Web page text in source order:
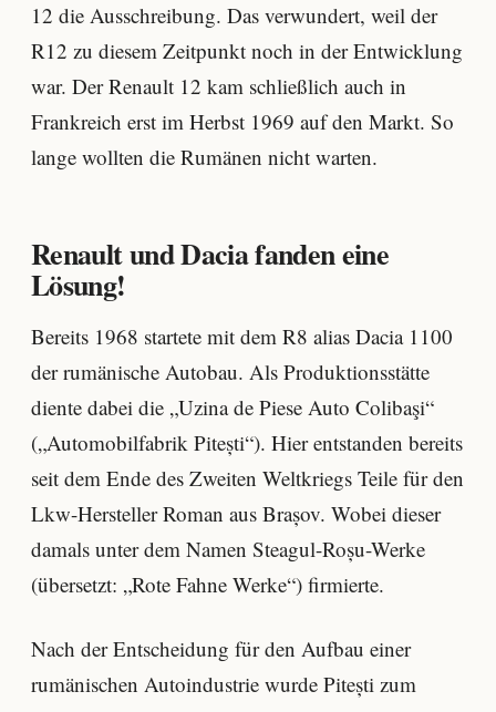
12 die Ausschreibung. Das verwundert, weil der
R12 zu diesem Zeitpunkt noch in der Entwicklung
war. Der Renault 12 kam schließlich auch in
Frankreich erst im Herbst 1969 auf den Markt. So
lange wollten die Rumänen nicht warten.
Renault und Dacia fanden eine
Lösung!
Bereits 1968 startete mit dem R8 alias Dacia 1100
der rumänische Autobau. Als Produktionsstätte
diente dabei die „Uzina de Piese Auto Colibaşi“
(„Automobilfabrik Pitești“). Hier entstanden bereits
seit dem Ende des Zweiten Weltkriegs Teile für den
Lkw-Hersteller Roman aus Brașov. Wobei dieser
damals unter dem Namen Steagul-Roșu-Werke
(übersetzt: „Rote Fahne Werke“) firmierte.
Nach der Entscheidung für den Aufbau einer
rumänischen Autoindustrie wurde Pitești zum